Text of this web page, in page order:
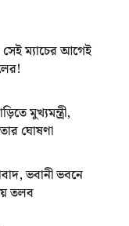
ম্যাচের আগেই
মুখ্যমন্ত্রী,
ঘোষণা
ভবানী ভবনে
তলব